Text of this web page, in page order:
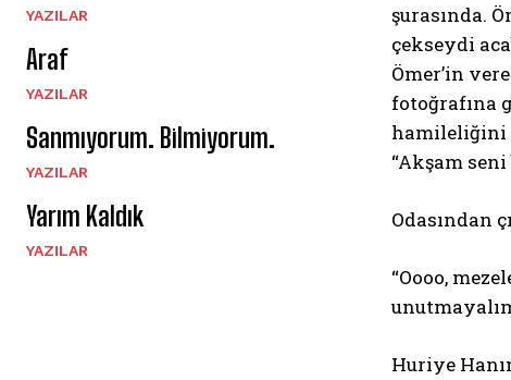
YAZILAR
Araf
YAZILAR
Sanmıyorum. Bilmiyorum.
YAZILAR
Yarım Kaldık
YAZILAR
şurasında.
çekseydi
Ömer’in
fotoğrafına
hamileliğini
“Akşam
Odasından
“Oooo,
Huriye